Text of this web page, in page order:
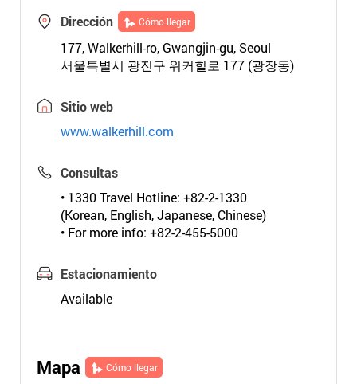
Dirección Cómo llegar
177, Walkerhill-ro, Gwangjin-gu, Seoul
서울특별시 광진구 워커힐로 177 (광장동)
Sitio web
www.walkerhill.com
Consultas
• 1330 Travel Hotline: +82-2-1330
(Korean, English, Japanese, Chinese)
• For more info: +82-2-455-5000
Estacionamiento
Available
Mapa Cómo llegar